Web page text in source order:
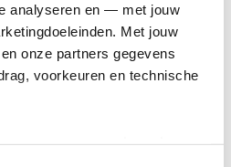
analyseren en — met jouw
Met jouw
onze partners gegevens
voorkeuren en technische